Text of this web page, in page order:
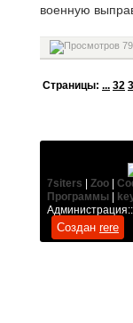
военную
Cтраницы: ... 32
7siters Zoo
Программы
Создан rere